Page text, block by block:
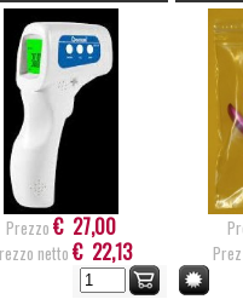
Prezzo € 27,00
netto€ 22,13